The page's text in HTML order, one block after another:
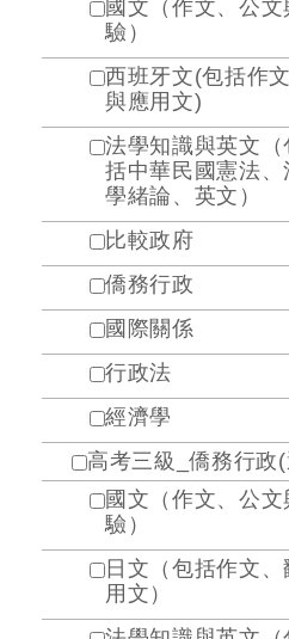
國文（作文、公文
驗）
西班牙文(包括作
與應用文)
法學知識與英文（
括中華民國憲法、
學緒論、英文）
比較政府
僑務行政
國際關係
行政法
經濟學
高考三級_僑務行政
國文（作文、公文
驗）
日文（包括作文
用文）